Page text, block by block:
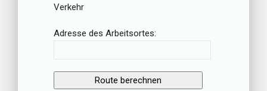
Verkehr
Adresse des Arbeitsortes: